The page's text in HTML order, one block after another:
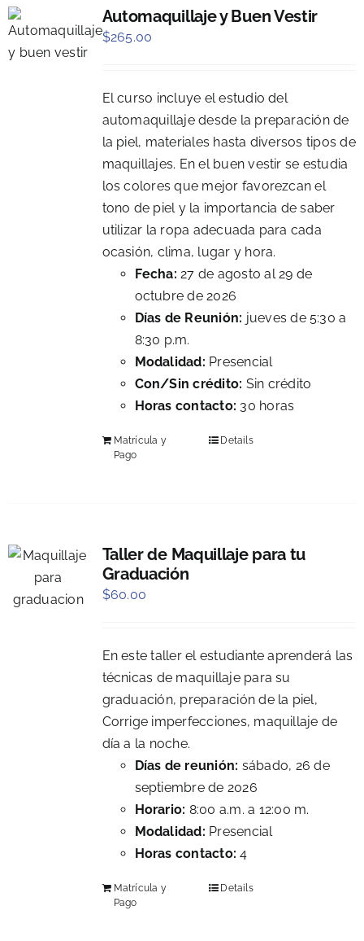
Automaquillaje y Buen Vestir
$265.00
El curso incluye el estudio del
automaquillaje desde la preparación de
la piel, materiales hasta diversos tipos de
maquillajes. En el buen vestir se estudia
los colores que mejor favorezcan el
tono de piel y la importancia de saber
utilizar la ropa adecuada para cada
ocasión, clima, lugar y hora.
Fecha:27 de agosto al 29 de
octubre de 2026
Días de Reunión: jueves de 5:30 a
8:30 p.m.
Modalidad: Presencial
Con/Sin crédito: Sin crédito
Horas contacto: 30 horas
Matrícula y
Pago
Details
Taller de Maquillaje para tu
Graduación
$60.00
En este taller el estudiante aprenderá las
técnicas de maquillaje para su
graduación, preparación de la piel,
Corrige imperfecciones, maquillaje de
día a la noche.
Días de reunión: sábado, 26 de
septiembre de 2026
Horario: 8:00 a.m. a 12:00 m.
Modalidad: Presencial
Horas contacto:4
Matrícula y
Pago
Details